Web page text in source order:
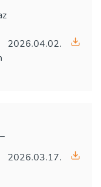
2026.04.02.
2026.03.17.